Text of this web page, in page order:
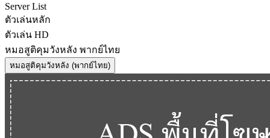
Server List
ตัวเล่นหลัก
ตัวเล่น HD
หมอสูติคุมวังหลัง พากย์ไทย
หมอสูติคุมวังหลัง (พากย์ไทย)